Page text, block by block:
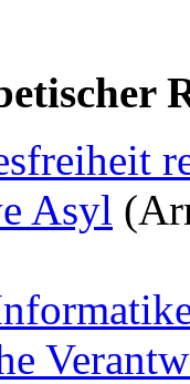
Asyl